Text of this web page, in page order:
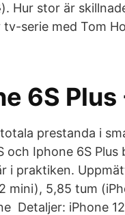
Hur stor är
serie med Tom
6S
prestanda i
Iphone 6S Plus
i praktiken.
5,85 tum
Detaljer: iPhone